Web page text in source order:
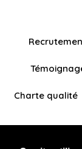
Charte qualité